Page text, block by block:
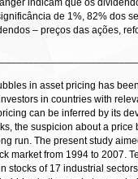
indicam que os
de 1%, 82% dos
– preços das ações,
in asset pricing has
in countries with
can be inferred by its
the suspicion about a
run. The present study
market from 1994 to 2007.
stocks of 17 industrial